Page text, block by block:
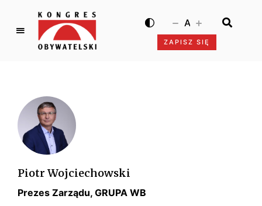
K
g
r
e
s
O
b
y
w
ZAPISZ SIĘ
A
Piotr Wojciechowski
Prezes Zarządu, GRUPA WB